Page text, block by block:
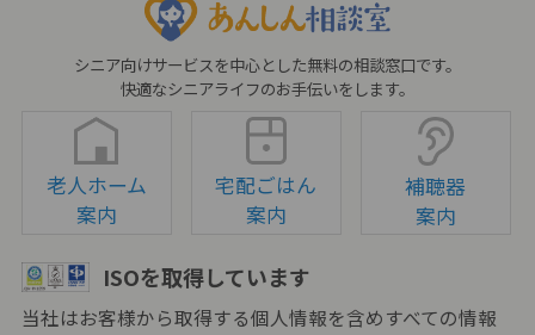
シニア向けサービスを中心とした無料の相談窓口です。
快適なシニアライフのお手伝いをします。
老人ホーム
案内
宅配ごはん
案内
補聴器
案内
ISOを取得しています
当社はお客様から取得する個人情報を含めすべての情報